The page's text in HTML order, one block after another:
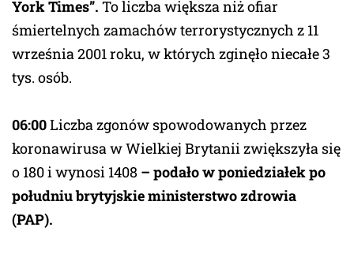
York Times”. To liczba większa niż ofiar
śmiertelnych zamachów terrorystycznych z 11
września 2001 roku, w których zginęło niecałe 3
tys. osób.
06:00Liczba zgonów spowodowanych przez
koronawirusa w Wielkiej Brytanii zwiększyła się
o 180 i wynosi 1408 – podało w poniedziałek po
południu brytyjskie ministerstwo zdrowia
(PAP).